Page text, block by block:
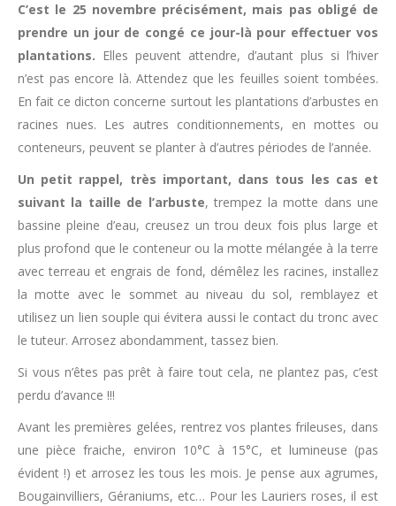
C’est le 25 novembre précisément, mais pas obligé de
prendre un jour de congé ce jour-là pour effectuer vos
plantations. Elles peuvent attendre, d’autant plus si l’hiver
n’est pas encore là. Attendez que les feuilles soient tombées.
En fait ce dicton concerne surtout les plantations d’arbustes en
racines nues. Les autres conditionnements, en mottes ou
conteneurs, peuvent se planter à d’autres périodes de l’année.
Un petit rappel, très important, dans tous les cas et
suivant la taille de l’arbuste, trempez la motte dans une
bassine pleine d’eau, creusez un trou deux fois plus large et
plus profond que le conteneur ou la motte mélangée à la terre
avec terreau et engrais de fond, démêlez les racines, installez
la motte avec le sommet au niveau du sol, remblayez et
utilisez un lien souple qui évitera aussi le contact du tronc avec
le tuteur. Arrosez abondamment, tassez bien.
Si vous n’êtes pas prêt à faire tout cela, ne plantez pas, c’est
perdu d’avance !!!
Avant les premières gelées, rentrez vos plantes frileuses, dans
une pièce fraiche, environ 10°C à 15°C, et lumineuse (pas
évident !) et arrosez les tous les mois. Je pense aux agrumes,
Bougainvilliers, Géraniums, etc… Pour les Lauriers roses, il est